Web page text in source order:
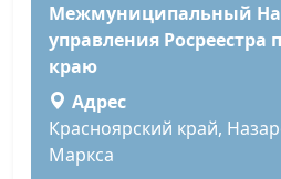
Межмуниципальный
управления Росреестра
краю
Адрес
Красноярский край,
Маркса